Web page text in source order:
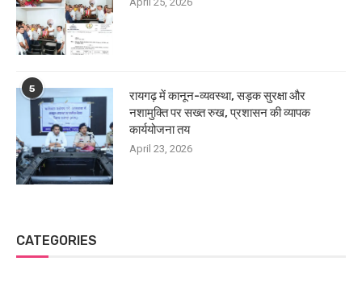
5
रायगढ़ में कानून-व्यवस्था, सड़क सुरक्षा और
नशामुक्ति पर सख्त रुख, प्रशासन की व्यापक
कार्ययोजना तय
April 23, 2026
CATEGORIES